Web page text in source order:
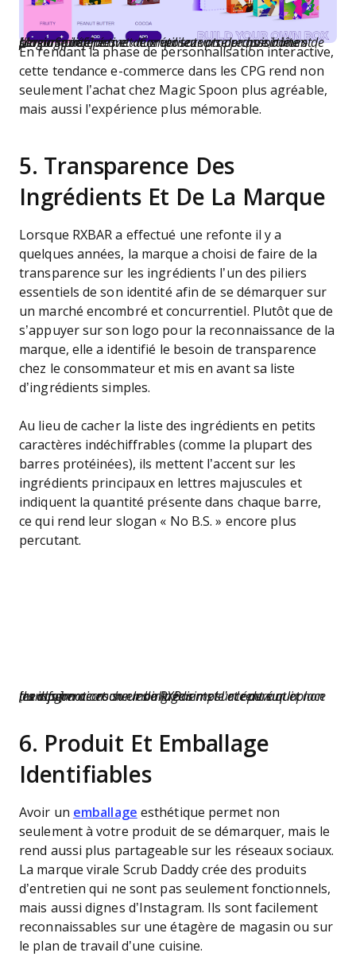
[La page interactive « Composez votre propre boîte » de Magic Spoon permet aux utilisateurs de choisir leurs saveurs préférées et de créer leur propre assortiment personnalisé]
En rendant la phase de personnalisation interactive,
cette tendance e-commerce dans les CPG rend non
seulement l’achat chez Magic Spoon plus agréable,
mais aussi l’expérience plus mémorable.
5. Transparence Des
Ingrédients Et De La Marque
Lorsque RXBAR a effectué une refonte il y a
quelques années, la marque a choisi de faire de la
transparence sur les ingrédients l’un des piliers
essentiels de son identité afin de se démarquer sur
un marché encombré et concurrentiel. Plutôt que de
s’appuyer sur son logo pour la reconnaissance de la
marque, elle a identifié le besoin de transparence
chez le consommateur et mis en avant sa liste
d’ingrédients simples.
Au lieu de cacher la liste des ingrédients en petits
caractères indéchiffrables (comme la plupart des
barres protéinées), ils mettent l’accent sur les
ingrédients principaux en lettres majuscules et
indiquent la quantité présente dans chaque barre,
ce qui rend leur slogan « No B.S. » encore plus
percutant.
[Le slogan accrocheur de RXBar met l’accent sur la transparence et un emballage simple et épuré qui place les informations sur les ingrédients sur le devant et non au dos.]
6. Produit Et Emballage
Identifiables
Avoir un emballage esthétique permet non
seulement à votre produit de se démarquer, mais le
rend aussi plus partageable sur les réseaux sociaux.
La marque virale Scrub Daddy crée des produits
d’entretien qui ne sont pas seulement fonctionnels,
mais aussi dignes d’Instagram. Ils sont facilement
reconnaissables sur une étagère de magasin ou sur
le plan de travail d’une cuisine.